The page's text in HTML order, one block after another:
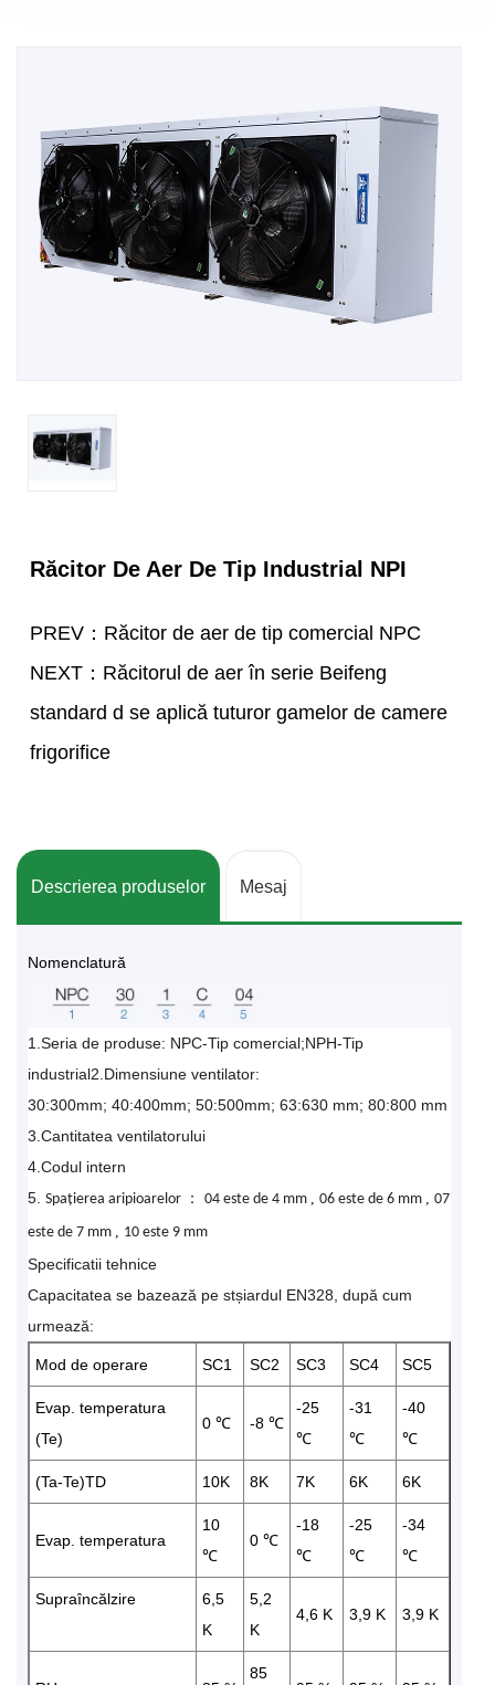
Răcitor De Aer De Tip Industrial NPI
PREV：Răcitor de aer de tip comercial NPC
NEXT：Răcitorul de aer în serie Beifeng
standard d se aplică tuturor gamelor de camere
frigorifice
Descrierea produselor Mesaj
Nomenclatură
1.Seria de produse: NPC-Tip comercial;NPH-Tip
industrial2.Dimensiune ventilator:
30:300mm; 40:400mm; 50:500mm; 63:630 mm; 80:800 mm
3.Cantitatea ventilatorului
4.Codul intern
5. Spațierea aripioarelor ： 04 este de 4 mm , 06 este de 6 mm , 07
este de 7 mm , 10 este 9 mm
Specificatii tehnice
Capacitatea se bazează pe stșiardul EN328, după cum
urmează:
Mod de operare SC1 SC2 SC3 SC4 SC5
Evap. temperatura
(Te)
0 ℃ -8 ℃
-25
℃
-31
℃
-40
℃
(Ta-Te)TD 10K 8K 7K 6K 6K
Evap. temperatura
10
℃
0 ℃
-18
℃
-25
℃
-34
℃
Supraîncălzire
6,5
K
5,2
K
4,6 K 3,9 K 3,9 K
85